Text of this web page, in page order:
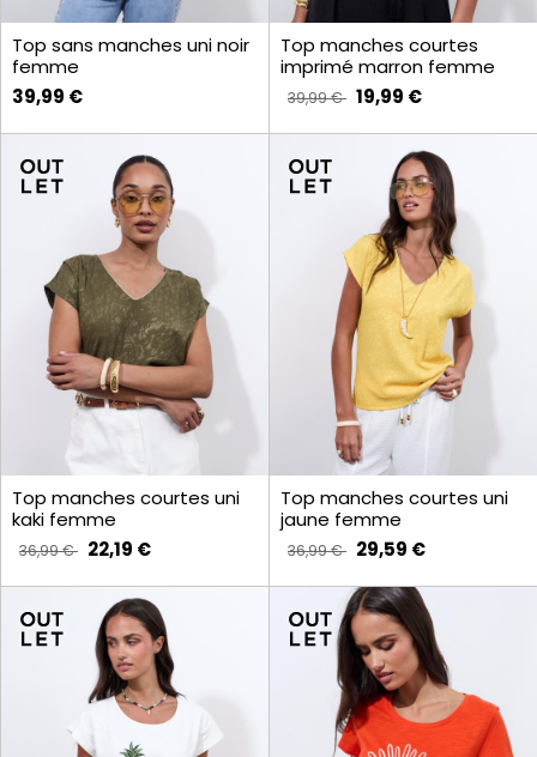
Top sans manches uni noir
femme
39,99 €
Top manches courtes
imprimé marron femme
39,99 € 19,99 €
Top manches courtes uni
kaki femme
36,99 € 22,19 €
Top manches courtes uni
jaune femme
36,99 € 29,59 €